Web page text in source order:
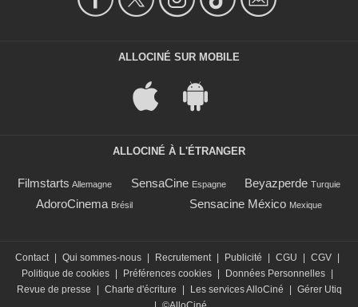
ALLOCINÉ SUR MOBILE
ALLOCINÉ À L'ÉTRANGER
Filmstarts Allemagne SensaCine Espagne Beyazperde Turquie
AdoroCinema Brésil Sensacine México Mexique
Contact Qui sommes-nous Recrutement Publicité CGU CGV
Politique de cookies
Préférences cookies Données Personnelles
Revue de presse
Charte d'écriture Les services AlloCiné
Gérer Utiq